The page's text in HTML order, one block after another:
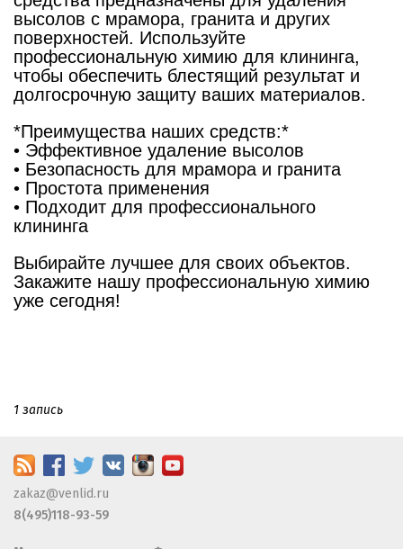
высолов с мрамора, гранита и других
поверхностей. Используйте
профессиональную химию для клининга,
чтобы обеспечить блестящий результат и
долгосрочную защиту ваших материалов.
*Преимущества наших средств:*
•⁠ ⁠Эффективное удаление высолов
•⁠ ⁠Безопасность для мрамора и гранита
•⁠ ⁠Простота применения
•⁠ ⁠Подходит для профессионального
клининга
Выбирайте лучшее для своих объектов.
Закажите нашу профессиональную химию
уже сегодня!
1 запись
zakaz@venlid.ru
8(495)118-93-59